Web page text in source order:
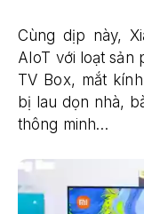
Cùng dịp này,
AIoT với loạt sản
TV Box, mắt
bị lau dọn nhà,
thông minh…